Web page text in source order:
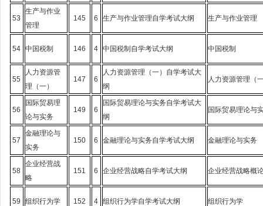
53
生产与作业
管理
145 6 生产与作业管理自学考试大纲 生产与作业管理
54 中国税制 146 4 中国税制自学考试大纲 中国税制
55
人力资源管
理（一）
147 6
人力资源管理（一）自学考试大
纲
人力资源管理（
56
国际贸易理
论与实务
149 6
国际贸易理论与实务自学考试大
纲
国际贸易理论与
57
金融理论与
实务
150 6 金融理论与实务自学考试大纲 金融理论与实务
58
企业经营战
略
151 6 企业经营战略自学考试大纲 企业经营战略概
59 组织行为学 152 4 组织行为学自学考试大纲 组织行为学